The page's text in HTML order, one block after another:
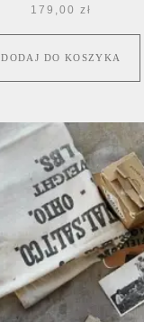
179,00 zł
DODAJ DO KOSZYKA